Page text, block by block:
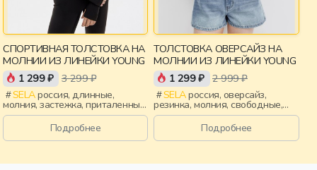
СПОРТИВНАЯ ТОЛСТОВКА НА
МОЛНИИ ИЗ ЛИНЕЙКИ YOUNG
1 299 ₽ 3 299 ₽
SELAроссия, длинные,
молния, застежка, приталенные,
ворот, воротник, воротник-
стойка, спорт, девочки,
старшеклассники, дети
Подробнее
ТОЛСТОВКА ОВЕРСАЙЗ НА
МОЛНИИ ИЗ ЛИНЕЙКИ YOUNG
1 299 ₽ 2 999 ₽
SELAроссия, оверсайз,
резинка, молния, свободные,
эластичные, девочки,
старшеклассники, дети
Подробнее